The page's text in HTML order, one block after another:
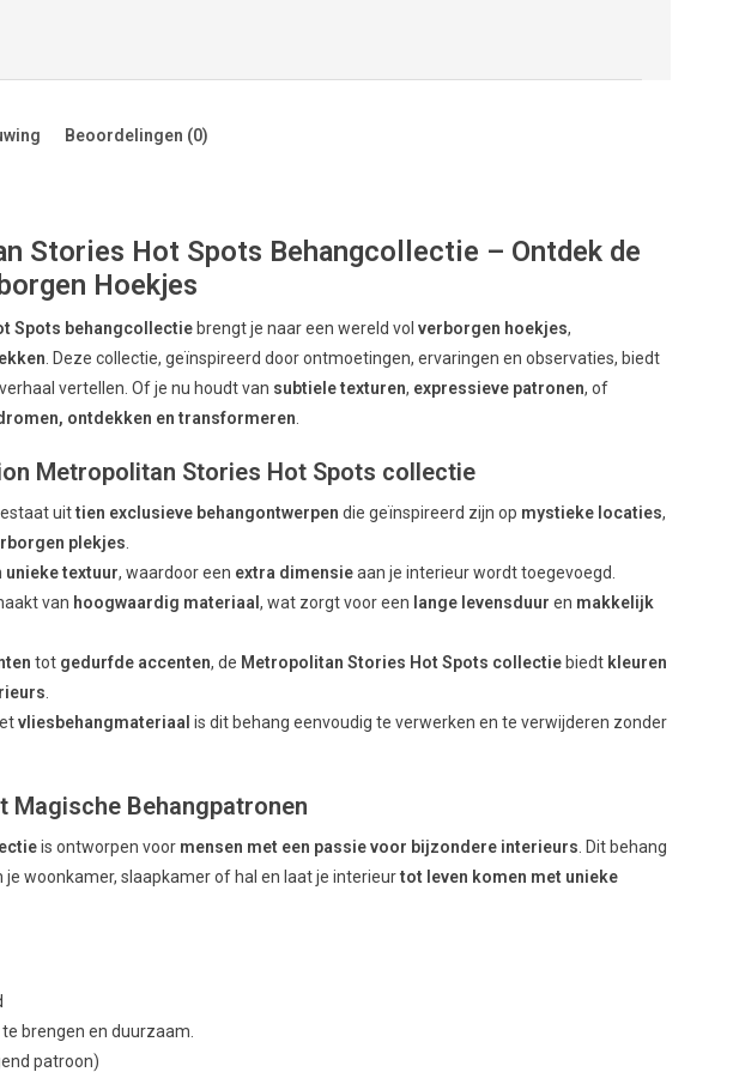
Beoordelingen (0)
Stories Hot Spots Behangcollectie – Ontdek de
Hoekjes
Spots behangcollectie brengt je naar een wereld volverborgen hoekjes,
. Deze collectie, geïnspireerd door ontmoetingen, ervaringen en observaties, biedt
vertellen. Of je nu houdt van subtiele texturen, expressieve patronen, of
ontdekken en transformeren
Metropolitan Stories Hot Spots collectie
uittien exclusieve behangontwerpen die geïnspireerd zijn op mystieke locaties,
plekjes
unieke textuur, waardoor een extra dimensieaan je interieur wordt toegevoegd.
van hoogwaardig materiaal, wat zorgt voor een lange levensduur en makkelijk
tot gedurfde accenten, de Metropolitan Stories Hot Spots collectie biedt kleuren
vliesbehangmateriaal is dit behang eenvoudig te verwerken en te verwijderen zonder
Magische Behangpatronen
is ontworpen voor mensen met een passie voor bijzondere interieurs . Dit behang
je woonkamer, slaapkamer of hal en laat je interieurtot leven komen met unieke
brengen en duurzaam.
patroon)